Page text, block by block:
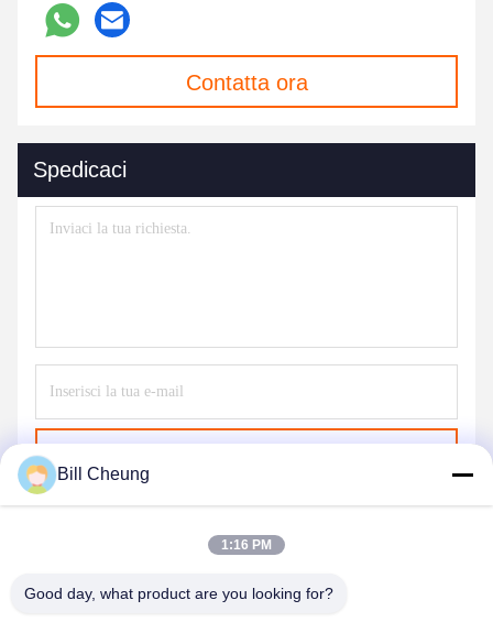
Contatta ora
Spedicaci
Bill Cheung
1:16 PM
Good day, what product are you looking for?